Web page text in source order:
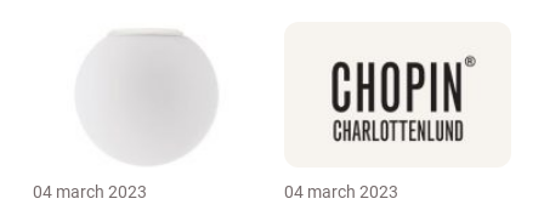
04 march 2023 04 march 2023